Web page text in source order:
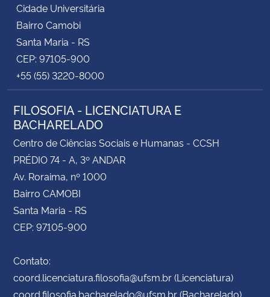
Cidade Universitária
Bairro Camobi
Santa Maria - RS
CEP: 97105-900
+55 (55) 3220-8000
FILOSOFIA - LICENCIATURA E
BACHARELADO
Centro de Ciências Sociais e Humanas - CCSH
PRÉDIO 74 - A, 3º ANDAR
Av. Roraima, nº 1000
Bairro CAMOBI
Santa Maria - RS
CEP: 97105-900
Contato:
coord.licenciatura.filosofia@ufsm.br (Licenciatura)
coord.filosofia.bacharelado@ufsm.br (Bacharelado)